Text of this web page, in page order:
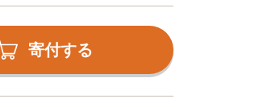
寄付する